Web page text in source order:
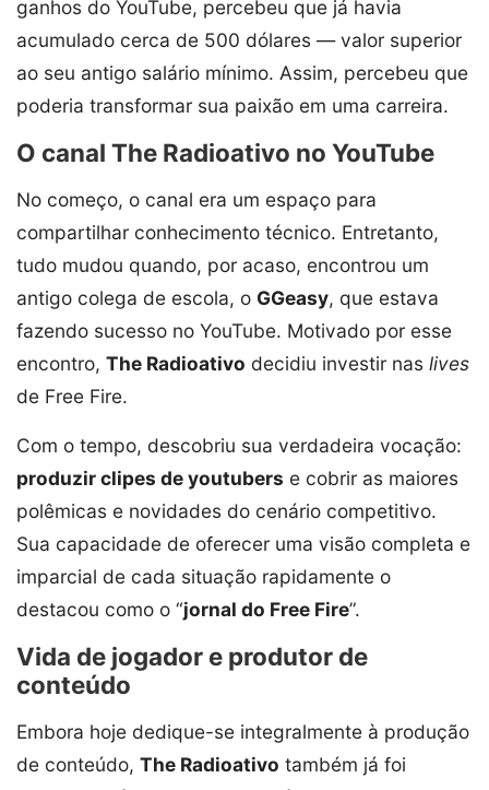
ganhos do YouTube, percebeu que já havia
acumulado cerca de 500 dólares — valor superior
ao seu antigo salário mínimo. Assim, percebeu que
poderia transformar sua paixão em uma carreira.
O canal The Radioativo no YouTube
No começo, o canal era um espaço para
compartilhar conhecimento técnico. Entretanto,
tudo mudou quando, por acaso, encontrou um
antigo colega de escola, o GGeasy, que estava
fazendo sucesso no YouTube. Motivado por esse
encontro, The Radioativo decidiu investir nas lives
de Free Fire.
Com o tempo, descobriu sua verdadeira vocação:
produzir clipes de youtubers e cobrir as maiores
polêmicas e novidades do cenário competitivo.
Sua capacidade de oferecer uma visão completa e
imparcial de cada situação rapidamente o
destacou como o “jornal do Free Fire”.
Vida de jogador e produtor de
conteúdo
Embora hoje dedique-se integralmente à produção
de conteúdo, The Radioativo também já foi